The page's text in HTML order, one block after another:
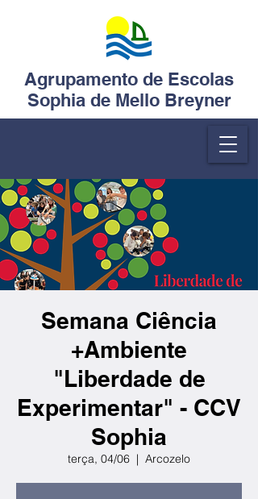
Agrupamento de Escolas
Sophia de Mello Breyner
Semana Ciência
+Ambiente
"Liberdade de
Experimentar" - CCV
Sophia
terça, 04/06
  |
Arcozelo